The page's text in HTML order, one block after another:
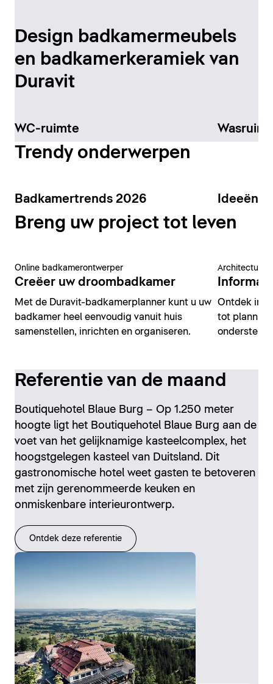
badkamerontwerp
Ontdek het nu
Design badkamermeubels
en badkamerkeramiek van
Duravit
WC-ruimte
Trendy onderwerpen
Badkamertrends 2026 Ideeën
Breng uw project tot leven
Online badkamerontwerper
Creëer uw droombadkamer
Met de Duravit-badkamerplanner kunt u uw
badkamer heel eenvoudig vanuit huis
samenstellen, inrichten en organiseren.
Architectuur
Ontdek
tot
Referentie van de maand
Boutiquehotel Blaue Burg – Op 1.250 meter
hoogte ligt het Boutiquehotel Blaue Burg aan de
voet van het gelijknamige kasteelcomplex, het
hoogstgelegen kasteel van Duitsland. Dit
gastronomische hotel weet gasten te betoveren
met zijn gerenommeerde keuken en
onmiskenbare interieurontwerp.
Ontdek deze referentie